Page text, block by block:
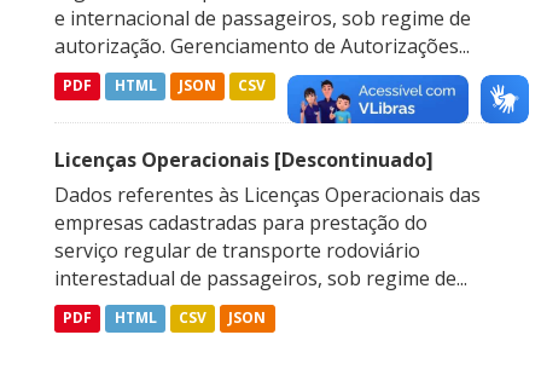
e internacional de passageiros, sob regime de
autorização. Gerenciamento de Autorizações...
PDF HTML JSON CSV
Licenças Operacionais [Descontinuado]
Dados referentes às Licenças Operacionais das
empresas cadastradas para prestação do
serviço regular de transporte rodoviário
interestadual de passageiros, sob regime de...
PDF HTML CSV JSON